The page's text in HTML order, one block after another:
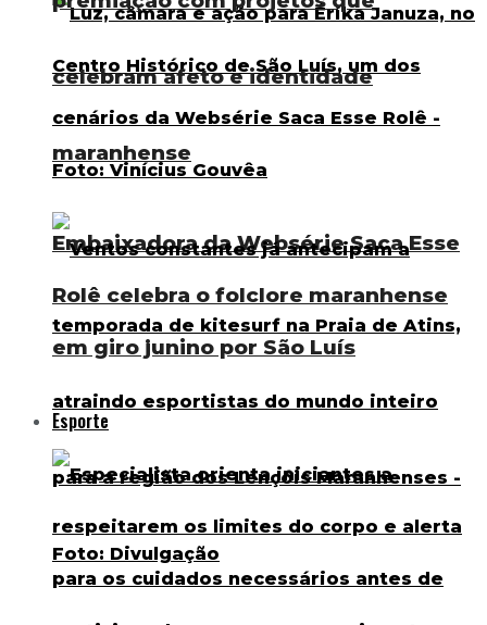
Embaixadora da Websérie Saca Esse
Rolê celebra o folclore maranhense
em giro junino por São Luís
Esporte
celebram afeto e identidade
maranhense